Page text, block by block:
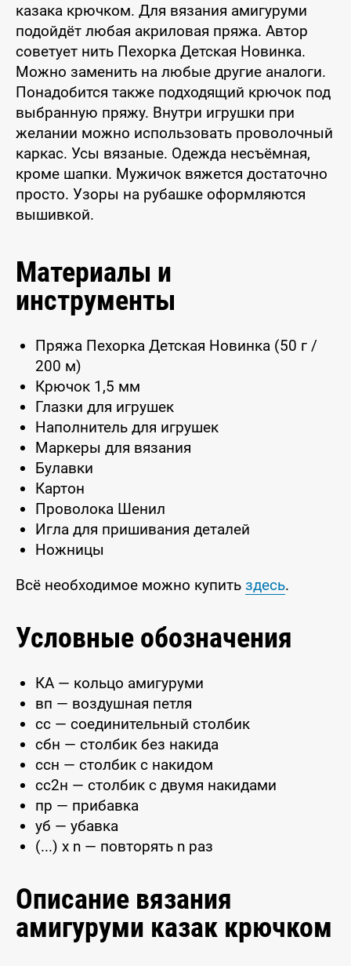
казака крючком. Для вязания амигуруми
подойдёт любая акриловая пряжа. Автор
советует нить Пехорка Детская Новинка.
Можно заменить на любые другие аналоги.
Понадобится также подходящий крючок под
выбранную пряжу. Внутри игрушки при
желании можно использовать проволочный
каркас. Усы вязаные. Одежда несъёмная,
кроме шапки. Мужичок вяжется достаточно
просто. Узоры на рубашке оформляются
вышивкой.
Материалы и
инструменты
Пряжа Пехорка Детская Новинка (50 г /
200 м)
Крючок 1,5 мм
Глазки для игрушек
Наполнитель для игрушек
Маркеры для вязания
Булавки
Картон
Проволока Шенил
Игла для пришивания деталей
Ножницы
Всё необходимое можно купить здесь.
Условные обозначения
КА — кольцо амигуруми
вп — воздушная петля
сс — соединительный столбик
сбн — столбик без накида
ссн — столбик с накидом
сс2н — столбик с двумя накидами
пр — прибавка
уб — убавка
(...) x n — повторять n раз
Описание вязания
амигуруми казак крючком